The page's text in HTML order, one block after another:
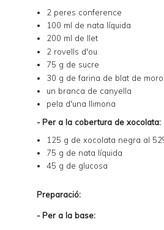
2 peres conference
100 ml de nata líquida
200 ml de llet
2 rovells d'ou
75 g de sucre
30 g de farina de blat de
un branca de canyella
pela d'una llimona
- Per a la cobertura de xocolata:
125 g de xocolata negra al
75 g de nata líquida
45 g de glucosa
Preparació:
- Per a la base: